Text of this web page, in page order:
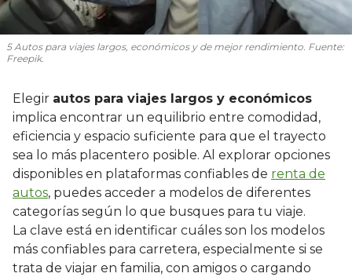
5 Autos para viajes largos, económicos y de mejor rendimiento. Fuente:
Freepik.
Elegir autos para viajes largos y económicos
implica encontrar un equilibrio entre comodidad,
eficiencia y espacio suficiente para que el trayecto
sea lo más placentero posible. Al explorar opciones
disponibles en plataformas confiables de renta de
autos, puedes acceder a modelos de diferentes
categorías según lo que busques para tu viaje.
La clave está en identificar cuáles son los modelos
más confiables para carretera, especialmente si se
trata de viajar en familia, con amigos o cargando